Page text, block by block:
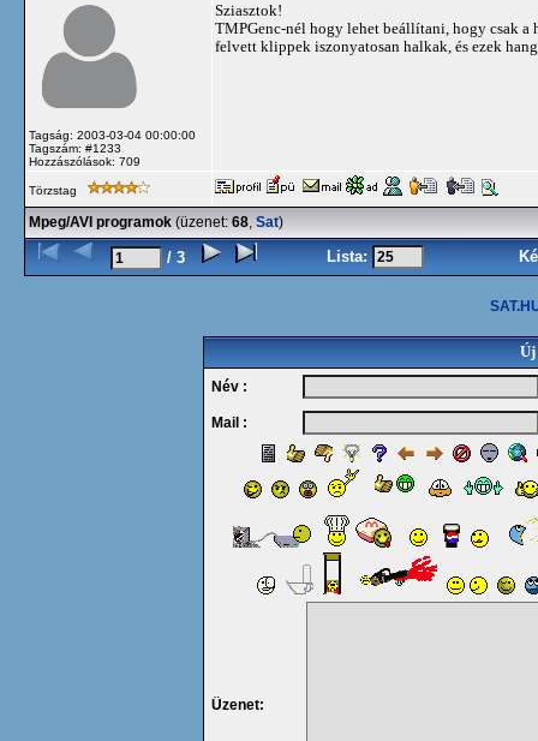
Tagság: 2003-03-04 00:00:00
Tagszám: #1233
Hozzászólások: 709
Sziasztok!
TMPGenc-nél hogy lehet beállítani, hogy csak a
felvett klippek iszonyatosan halkak, és ezek
Törzstag
Mpeg/AVI programok (üzenet: 68, Sat)
/ 3 Lista:
Új
Név :
Mail :
Üzenet: